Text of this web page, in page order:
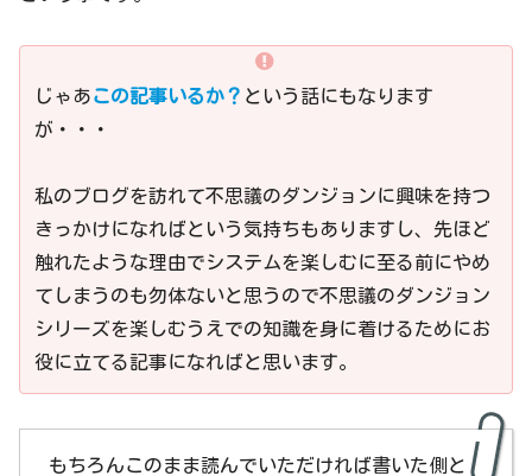
じゃあこの記事いるか？ という話にもなります
が・・・
私のブログを訪れて不思議のダンジョンに興味を持つ
きっかけになればという気持ちもありますし、先ほど
触れたような理由でシステムを楽しむに至る前にやめ
てしまうのも勿体ないと思うので不思議のダンジョン
シリーズを楽しむうえでの知識を身に着けるためにお
役に立てる記事になればと思います。
もちろんこのまま読んでいただければ書いた側と